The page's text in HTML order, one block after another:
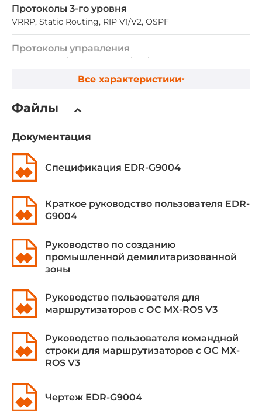
Протоколы 3-го уровня
VRRP, Static Routing, RIP V1/V2, OSPF
Протоколы управления
DHCP Server/Client, SNMPv1/v2c/v3, LLDP, Telnet, DDNS,
Протоколы резервирования
VRRP
Протоколы безопасности
RADIUS, TACACS+, IPSec, L2TP, Firewall
Стандарты IEEE
IEEE 802.3ab для 1000BaseT(X), IEEE 802.3u для
100BaseT(X), 100BaseFX, IEEE 802.3x для Flow Control,
Синхронизация времени
Протоколы синхронизации
NTP, SNTP
Разъемы
Разъемы внешние
Требования по питанию
Все характеристики
Файлы
Документация
Cпецификация EDR-G9004
Краткое руководство пользователя EDR-
G9004
Руководство по созданию
промышленной демилитаризованной
зоны
Руководство пользователя для
маршрутизаторов с ОС MX-ROS V3
Руководство пользователя командной
строки для маршрутизаторов с ОС MX-
ROS V3
Чертеж EDR-G9004